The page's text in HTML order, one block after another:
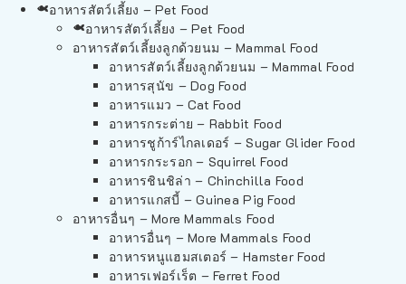
อาหารสัตว์เลี้ยง – Pet Food
อาหารสัตว์เลี้ยง – Pet Food
อาหารสัตว์เลี้ยงลูกด้วยนม – Mammal Food
อาหารสัตว์เลี้ยงลูกด้วยนม – Mammal Food
อาหารสุนัข – Dog Food
อาหารแมว – Cat Food
อาหารกระต่าย – Rabbit Food
อาหารชูก้าร์ไกลเดอร์ – Sugar Glider Food
อาหารกระรอก – Squirrel Food
อาหารชินชิล่า – Chinchilla Food
อาหารแกสบี้ – Guinea Pig Food
อาหารอื่นๆ – More Mammals Food
อาหารอื่นๆ – More Mammals Food
อาหารหนูแฮมสเตอร์ – Hamster Food
อาหารเฟอร์เร็ต – Ferret Food